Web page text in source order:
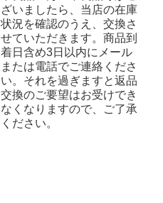
ざいましたら、当店の在庫
状況を確認のうえ、交換さ
せていただきます。商品到
着日含め3日以内にメール
または電話でご連絡くださ
い。それを過ぎますと返品
交換のご要望はお受けでき
なくなりますので、ご了承
ください。